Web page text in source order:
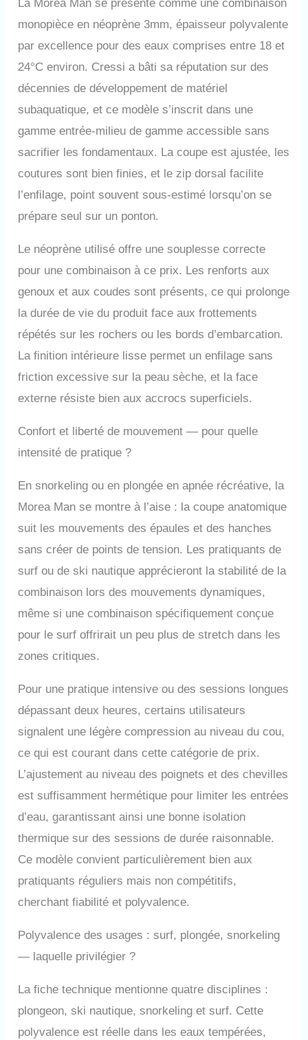
DE CONFORT - La
doublure en nylon avec
zones extensibles est
conçue pour favoriser la
liberté de mouvement et
activités aquatiques
COUPE ANATOMIQUE
ET COUTURES PLATES -
La coupe anatomique et
les coutures plates sont
limiter les frottements et
améliorer le confort
FABRIQUÉ EN ITALIE
PAR CRESSI DEPUIS
1946 - Combinaison
intégrale pensée pour les
activités aquatiques avec
structure en néoprène de
et détails conçus pour
une utilisation régulière
dans l’eau
La Morea Man se présente comme une combinaison
monopièce en néoprène 3mm, épaisseur polyvalente
par excellence pour des eaux comprises entre 18 et
24°C environ. Cressi a bâti sa réputation sur des
décennies de développement de matériel
subaquatique, et ce modèle s’inscrit dans une
gamme entrée-milieu de gamme accessible sans
sacrifier les fondamentaux. La coupe est ajustée, les
coutures sont bien finies, et le zip dorsal facilite
l’enfilage, point souvent sous-estimé lorsqu’on se
prépare seul sur un ponton.
Le néoprène utilisé offre une souplesse correcte
pour une combinaison à ce prix. Les renforts aux
genoux et aux coudes sont présents, ce qui prolonge
la durée de vie du produit face aux frottements
répétés sur les rochers ou les bords d’embarcation.
La finition intérieure lisse permet un enfilage sans
friction excessive sur la peau sèche, et la face
externe résiste bien aux accrocs superficiels.
Confort et liberté de mouvement — pour quelle
intensité de pratique ?
En snorkeling ou en plongée en apnée récréative, la
Morea Man se montre à l’aise : la coupe anatomique
suit les mouvements des épaules et des hanches
sans créer de points de tension. Les pratiquants de
surf ou de ski nautique apprécieront la stabilité de la
combinaison lors des mouvements dynamiques,
même si une combinaison spécifiquement conçue
pour le surf offrirait un peu plus de stretch dans les
zones critiques.
Pour une pratique intensive ou des sessions longues
dépassant deux heures, certains utilisateurs
signalent une légère compression au niveau du cou,
ce qui est courant dans cette catégorie de prix.
L’ajustement au niveau des poignets et des chevilles
est suffisamment hermétique pour limiter les entrées
d’eau, garantissant ainsi une bonne isolation
thermique sur des sessions de durée raisonnable.
Ce modèle convient particulièrement bien aux
pratiquants réguliers mais non compétitifs,
cherchant fiabilité et polyvalence.
Polyvalence des usages : surf, plongée, snorkeling
— laquelle privilégier ?
La fiche technique mentionne quatre disciplines :
plongeon, ski nautique, snorkeling et surf. Cette
polyvalence est réelle dans les eaux tempérées,